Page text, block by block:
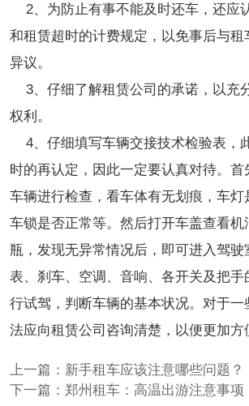
2、为防止有事不能及时还车，还应
和租赁超时的计费规定，以免事后与租
异议。
3、仔细了解租赁公司的承诺，以充
权利。
4、仔细填写车辆交接技术检验表，
时的再认定，因此一定要认真对待。
车辆进行检查，看车体有无划痕，车灯
车锁是否正常等。然后打开车盖查看机
瓶，发现无异常情况后，即可进入驾驶
表、刹车、空调、音响、各开关及把手
行试驾，判断车辆的基本状况。对于一
法应向租赁公司咨询清楚，以便更加方
上一篇： 新手租车应该注意哪些问题？
下一篇： 郑州租车：高温出游注意事项